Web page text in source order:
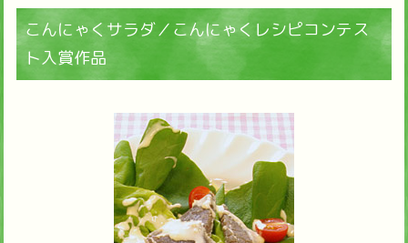
こんにゃくサラダ／こんにゃくレシピコンテス
ト入賞作品